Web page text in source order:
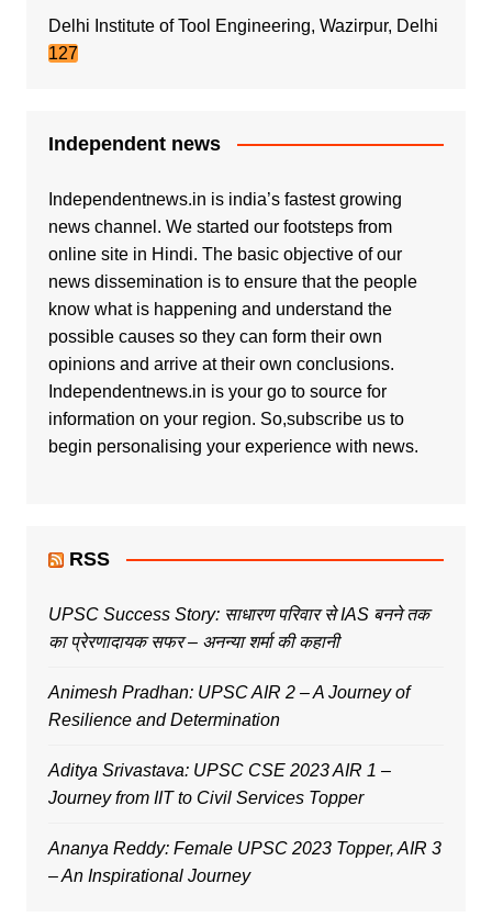
Delhi Institute of Tool Engineering, Wazirpur, Delhi
127
Independent news
Independentnews.in is india’s fastest growing
news channel. We started our footsteps from
online site in Hindi. The basic objective of our
news dissemination is to ensure that the people
know what is happening and understand the
possible causes so they can form their own
opinions and arrive at their own conclusions.
Independentnews.in is your go to source for
information on your region. So,subscribe us to
begin personalising your experience with news.
RSS
UPSC Success Story: साधारण परिवार से IAS बनने तक
का प्रेरणादायक सफर – अनन्या शर्मा की कहानी
Animesh Pradhan: UPSC AIR 2 – A Journey of
Resilience and Determination
Aditya Srivastava: UPSC CSE 2023 AIR 1 –
Journey from IIT to Civil Services Topper
Ananya Reddy: Female UPSC 2023 Topper, AIR 3
– An Inspirational Journey